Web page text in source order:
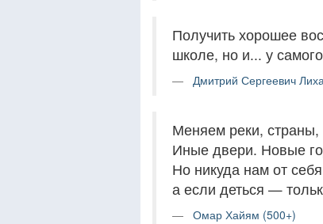
Получить хорошее
школе, но и... у
Дмитрий Сергеевич
Меняем реки, страны,
Иные двери. Новые
Но никуда нам от
а если деться —
Омар Хайям (500+)